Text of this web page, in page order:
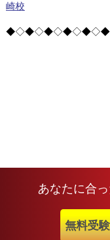
崎校
あなたに合
無料受